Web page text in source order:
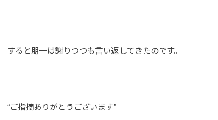
すると朋一は謝りつつも言い返してきたのです。
“ご指摘ありがとうございます”